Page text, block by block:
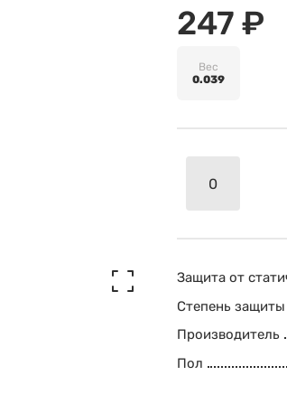
247 ₽
Вес
0.039
Защита от
Степень защиты
Производитель
Пол